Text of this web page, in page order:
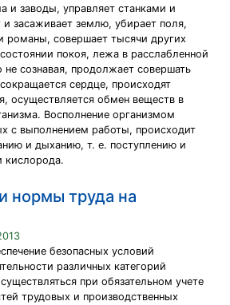
и заводы, управляет станками и
засаживает землю, убирает поля,
романы, совершает тысячи других
покоя, лежа в расслабленной
не сознавая, продолжает совершать
сердце, происходят
осуществляется обмен веществ в
Восполнение организмом
с выполнением работы, происходит
и дыханию, т. е. поступлению и
кислорода.
нормы труда на
безопасных условий
различных категорий
при обязательном учете
трудовых и производственных